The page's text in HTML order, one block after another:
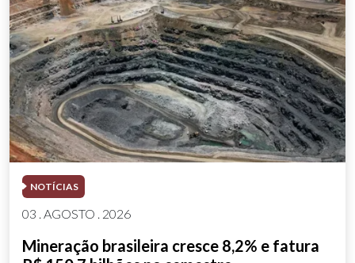
NOTÍCIAS
03 . AGOSTO . 2026
Mineração brasileira cresce 8,2% e fatura